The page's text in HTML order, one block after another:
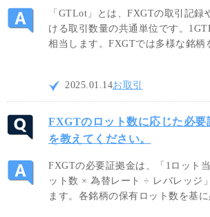
「GTLot」とは、FXGTの取引記録
ける取引数量の共通単位です。
相当します。FXGTでは多様な銘柄
で、取引銘柄の単位が異なる場合で
GTLotを使用することでトレード
準で把握することが可能です。
2025.01.14お取引
FXGTのロット数に応じた必要
を教えてください。
FXGTの必要証拠金は、「1ロット
ット数 × 為替レート ÷ レバレッジ
ます。各銘柄の保有ロット数を基に
ることが出来ますので、ご自身の